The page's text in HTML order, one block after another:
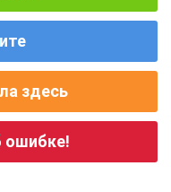
здесь
ошибке!